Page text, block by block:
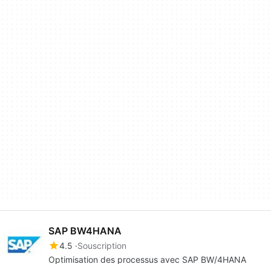
SAP BW4HANA
4.5 Souscription
Optimisation des processus avec SAP BW/4HANA